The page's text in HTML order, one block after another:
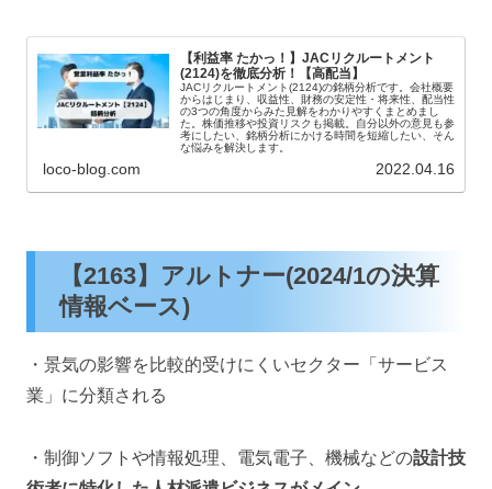
【利益率 たかっ！】JACリクルートメント
(2124)を徹底分析！【高配当】
JACリクルートメント(2124)の銘柄分析です。会社概要
からはじまり、収益性、財務の安定性・将来性、配当性
の3つの角度からみた見解をわかりやすくまとめまし
た。株価推移や投資リスクも掲載。自分以外の意見も参
考にしたい、銘柄分析にかける時間を短縮したい、そん
な悩みを解決します。
loco-blog.com 2022.04.16
【2163】アルトナー(2024/1の決算
情報ベース)
・景気の影響を比較的受けにくいセクター「サービス
業」に分類される
・制御ソフトや情報処理、電気電子、機械などの設計技